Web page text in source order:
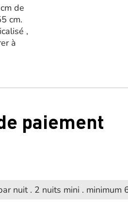
de
cm.
,
à
paiement
nuit . 2 nuits mini . minimum